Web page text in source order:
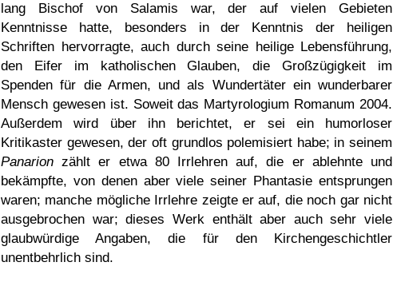
lang Bischof von Salamis war, der auf vielen Gebieten
Kenntnisse hatte, besonders in der Kenntnis der heiligen
Schriften hervorragte, auch durch seine heilige Lebensführung,
den Eifer im katholischen Glauben, die Großzügigkeit im
Spenden für die Armen, und als Wundertäter ein wunderbarer
Mensch gewesen ist. Soweit das Martyrologium Romanum 2004.
Außerdem wird über ihn berichtet, er sei ein humorloser
Kritikaster gewesen, der oft grundlos polemisiert habe; in seinem
Panarion zählt er etwa 80 Irrlehren auf, die er ablehnte und
bekämpfte, von denen aber viele seiner Phantasie entsprungen
waren; manche mögliche Irrlehre zeigte er auf, die noch gar nicht
ausgebrochen war; dieses Werk enthält aber auch sehr viele
glaubwürdige Angaben, die für den Kirchengeschichtler
unentbehrlich sind.